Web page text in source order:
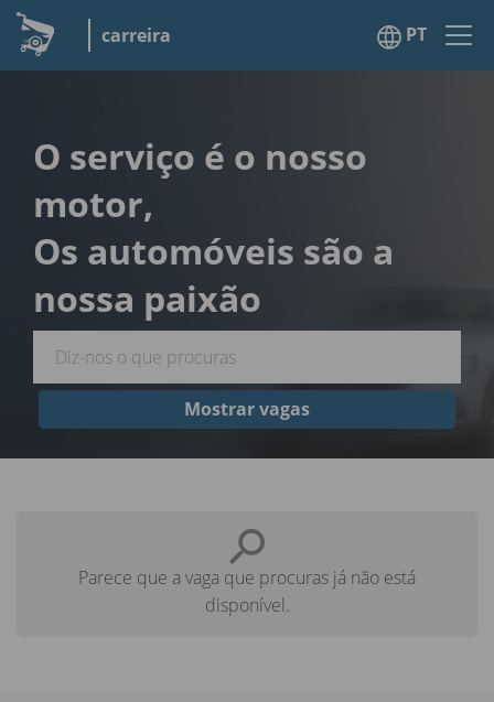
carreira PT
O serviço é o nosso
motor,
Os automóveis são a
nossa paixão
Mostrar vagas
Parece que a vaga que procuras já não está
disponível.